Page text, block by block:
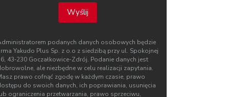
Wyślij
podanych danych osobowych będzie
Yakudo Plus Sp. z o.o z siedzibą przy ul. Spokojnej
43‑230 Goczałkowice-Zdrój. Podanie danych jest
ale niezbędne w celu realizacji zapytania.
prawo cofnąć zgodę w każdym czasie, prawo
do swoich danych, ich poprawiania, usunięcia
ograniczenia przetwarzania, prawo sprzeciwu,